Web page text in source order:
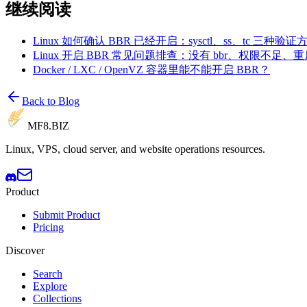
继续阅读
Linux 如何确认 BBR 已经开启：sysctl、ss、tc 三种验证
Linux 开启 BBR 常见问题排查：没有 bbr、权限不足、
Docker / LXC / OpenVZ 容器里能不能开启 BBR？
Back to Blog
MF8.BIZ
Linux, VPS, cloud server, and website operations resources.
Product
Submit Product
Pricing
Discover
Search
Explore
Collections